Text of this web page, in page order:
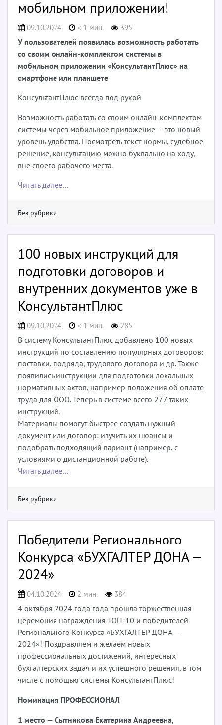
мобильном приложении!
09.10.2024 < 1 мин. 395
У пользователей появилась возможность работать
со своим онлайн-комплектом системы в
мобильном приложении «КонсультантПлюс» на
смартфоне или планшете
КонсультантПлюс всегда под рукой
Возможность работать со своим онлайн-комплектом
системы через мобильное приложение — это новый
уровень удобства. Посмотреть текст нормы, судебное
решение, консультацию можно буквально на ходу,
вне своего рабочего места.
Читать далее…
Без рубрики
100 новых инструкций для
подготовки договоров и
внутренних документов уже в
КонсультантПлюс
09.10.2024 < 1 мин. 285
В систему КонсультантПлюс добавлено 100 новых
инструкций по составлению популярных договоров:
поставки, подряда, трудового договора и др. Также
появились инструкции для подготовки локальных
нормативных актов, например положения об оплате
труда для ООО. Теперь в системе всего 277 таких
инструкций.
Материалы помогут быстрее создать нужный
документ или договор: изучить их нюансы и
подобрать подходящий вариант (например, с
условиями о дистанционной работе).
Читать далее…
Без рубрики
Победители Регионального
Конкурса «БУХГАЛТЕР ДОНА —
2024»
04.10.2024 2 мин. 384
4 октября 2024 года года прошла торжественная
церемония награждения ТОП-10 и победителей
Регионального Конкурса «БУХГАЛТЕР ДОНА —
2024»! Поздравляем и желаем новых
профессиональных достижений, интересных
бухгалтерских задач и их успешного решения, в том
числе с помощью системы КонсультантПлюс!
Номинация ПРОФЕССИОНАЛ
1 место — Сытникова Екатерина Андреевна,